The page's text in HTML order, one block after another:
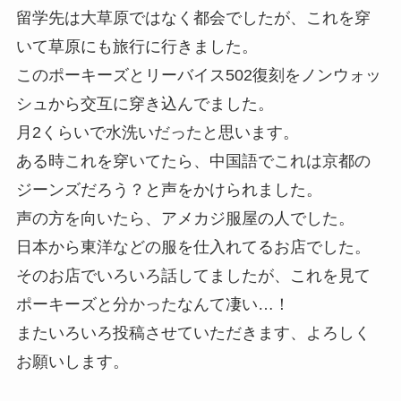
留学先は大草原ではなく都会でしたが、これを穿
いて草原にも旅行に行きました。
このポーキーズとリーバイス502復刻をノンウォッ
シュから交互に穿き込んでました。
月2くらいで水洗いだったと思います。
ある時これを穿いてたら、中国語でこれは京都の
ジーンズだろう？と声をかけられました。
声の方を向いたら、アメカジ服屋の人でした。
日本から東洋などの服を仕入れてるお店でした。
そのお店でいろいろ話してましたが、これを見て
ポーキーズと分かったなんて凄い…！
またいろいろ投稿させていただきます、よろしく
お願いします。